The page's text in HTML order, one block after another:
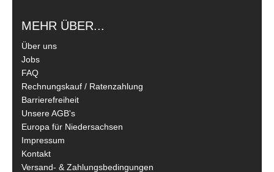
MEHR ÜBER...
Über uns
Jobs
FAQ
Rechnungskauf / Ratenzahlung
Barrierefreiheit
Unsere AGB's
Europa für Niedersachsen
Impressum
Kontakt
Versand- & Zahlungsbedingungen